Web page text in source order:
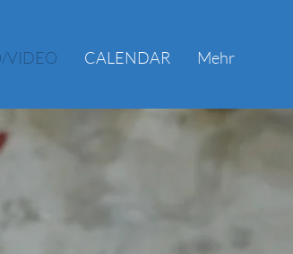
VIDEO CALENDAR Mehr